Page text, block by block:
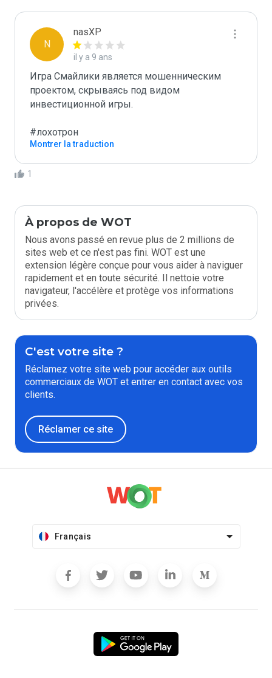
N
nasXP
il y a 9 ans
Игра Смайлики является мошенническим
проектом, скрываясь под видом
инвестиционной игры.
#лохотрон
Montrer la traduction
1
À propos de WOT
Nous avons passé en revue plus de 2 millions de
sites web et ce n'est pas fini. WOT est une
extension légère conçue pour vous aider à naviguer
rapidement et en toute sécurité. Il nettoie votre
navigateur, l'accélère et protège vos informations
privées.
C'est votre site ?
Réclamez votre site web pour accéder aux outils
commerciaux de WOT et entrer en contact avec vos
clients.
Réclamer ce site
Français